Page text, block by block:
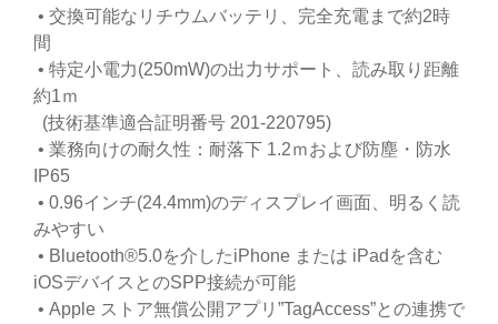
• 交換可能なリチウムバッテリ、完全充電まで約2時
間
• 特定小電力(250mW)の出力サポート、読み取り距離
約1ｍ
(技術基準適合証明番号 201-220795)
• 業務向けの耐久性：耐落下 1.2ｍおよび防塵・防水
IP65
• 0.96インチ(24.4mm)のディスプレイ画面、明るく読
みやすい
• Bluetooth®5.0を介したiPhone または iPadを含む
iOSデバイスとのSPP接続が可能
• Apple ストア無償公開アプリ”TagAccess”との連携で